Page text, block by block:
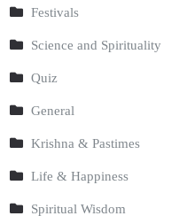
Festivals
Science and Spirituality
Quiz
General
Krishna & Pastimes
Life & Happiness
Spiritual Wisdom